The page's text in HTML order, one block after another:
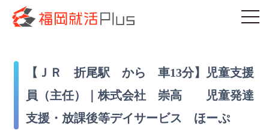
【ＪＲ 折尾駅 から 車13分】児童支援
員（主任）｜株式会社 崇高 児童発達
支援・放課後等デイサービス ほーぷ